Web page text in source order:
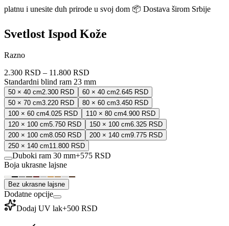
platnu i unesite duh prirode u svoj dom 📦 Dostava širom Srbije
Svetlost Ispod Kože
Razno
2.300 RSD – 11.800 RSD
Standardni blind ram 23 mm
50 × 40 cm2.300 RSD 60 × 40 cm2.645 RSD
50 × 70 cm3.220 RSD 80 × 60 cm3.450 RSD
100 × 60 cm4.025 RSD 110 × 80 cm4.900 RSD
120 × 100 cm5.750 RSD 150 × 100 cm6.325 RSD
200 × 100 cm8.050 RSD 200 × 140 cm9.775 RSD
250 × 140 cm11.800 RSD
Duboki ram 30 mm+575 RSD
Boja ukrasne lajsne
Bez ukrasne lajsne
Dodatne opcije
Dodaj UV lak+500 RSD